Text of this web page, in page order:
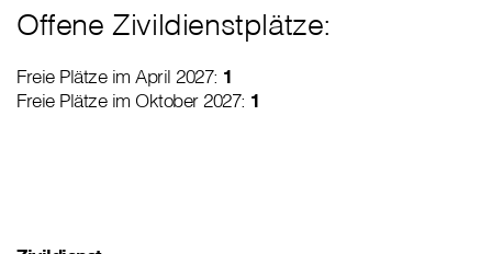
Offene Zivildienstplätze:
Freie Plätze im April 2027: 1
Freie Plätze im Oktober 2027: 1